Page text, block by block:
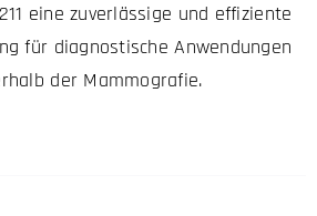
eine zuverlässige und effiziente
für diagnostische Anwendungen
der Mammografie.